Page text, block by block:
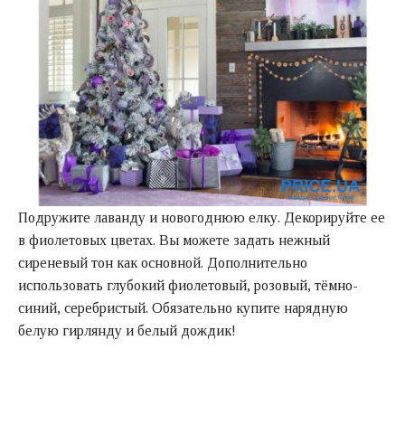
Подружите лаванду и новогоднюю елку. Декорируйте ее
в фиолетовых цветах. Вы можете задать нежный
сиреневый тон как основной. Дополнительно
использовать глубокий фиолетовый, розовый, тёмно-
синий, серебристый. Обязательно купите нарядную
белую гирлянду и белый дождик!